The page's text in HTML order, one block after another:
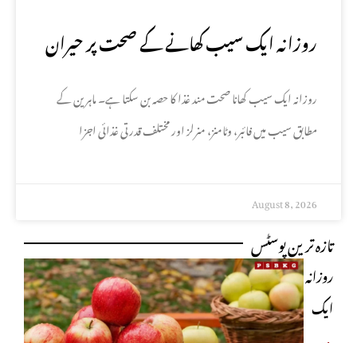
روزانہ ایک سیب کھانے کے صحت پر حیران
کن فوائد، ماہرین نے بتا دیے
روزانہ ایک سیب کھانا صحت مند غذا کا حصہ بن سکتا ہے۔ ماہرین کے
مطابق سیب میں فائبر، وٹامنز، منرلز اور مختلف قدرتی غذائی اجزا
August 8, 2026
تازہ ترین پوسٹس
روزانہ
ایک